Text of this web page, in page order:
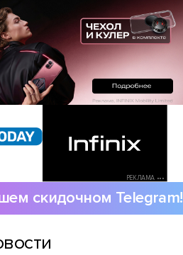
РЕКЛАМА •••
скидочном Telegram!